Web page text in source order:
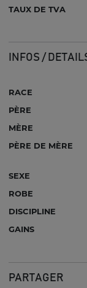
TAUX DE TVA
INFOS /
RACE
PÈRE
MÈRE
PÈRE DE MÈRE
SEXE
ROBE
DISCIPLINE
GAINS
PARTAGER